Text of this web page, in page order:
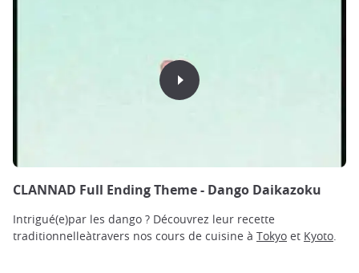
CLANNAD Full Ending Theme - Dango Daikazoku
Intrigué(e)par les dango ? Découvrez leur recette
traditionnelleàtravers nos cours de cuisine à Tokyo et Kyoto.